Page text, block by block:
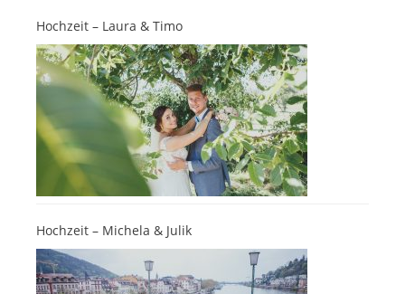
Hochzeit – Laura & Timo
Hochzeit – Michela & Julik